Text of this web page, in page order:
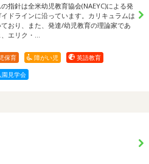
指針は全米幼児教育協会(NAEYC)による発
ドラインに沿っています。カリキュラムは
おり、また、発達/幼児教育の理論家であ
エリク・…
保育 障がい児 英語教育
見学会